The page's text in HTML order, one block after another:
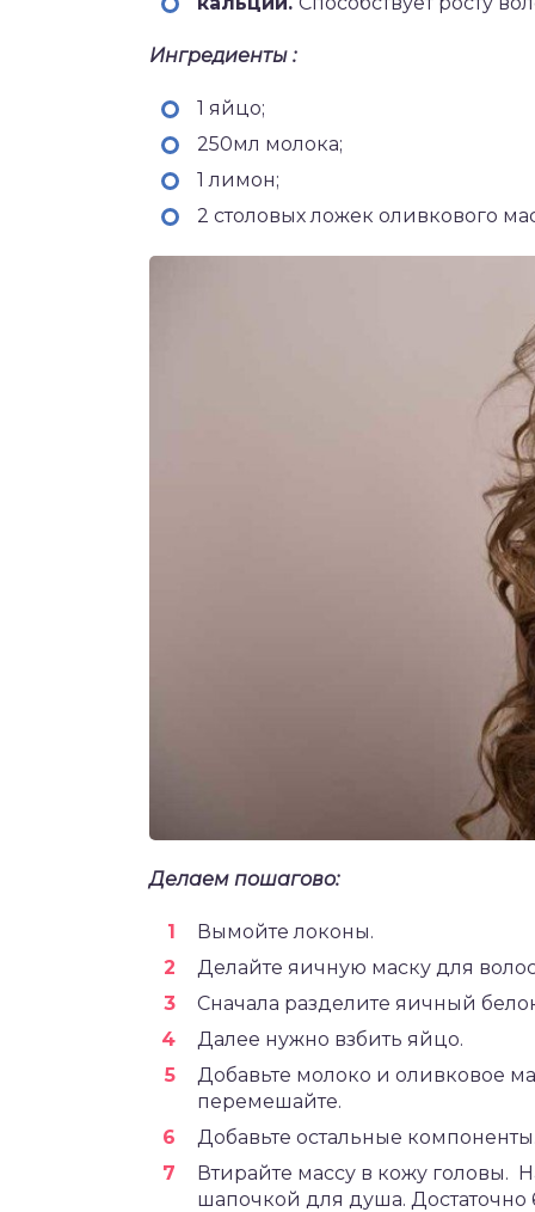
Ингредиенты :
1 яйцо;
250мл молока;
1 лимон;
2 столовых ложек оливкового
Делаем пошагово:
Вымойте локоны.
Делайте яичную маску для
Сначала разделите яичный
Далее нужно взбить яйцо.
Добавьте молоко и оливковое
перемешайте.
Добавьте остальные
Втирайте массу в кожу головы.
шапочкой для душа. Достаточно